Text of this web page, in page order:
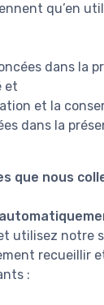
qu’en
dans la
et
et la
dans la
que nous
utilisez notre
recueillir
: